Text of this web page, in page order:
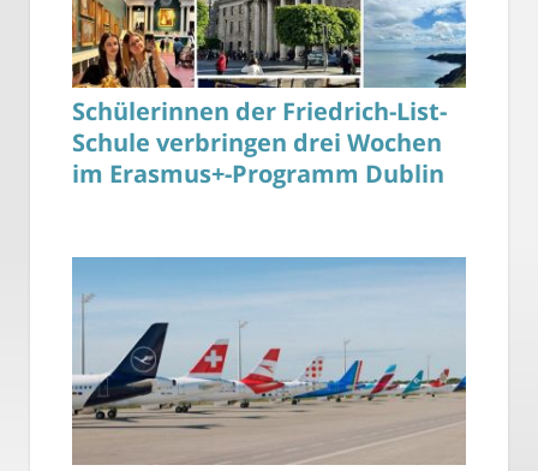
Schülerinnen der Friedrich-List-
Schule verbringen drei Wochen
im Erasmus+-Programm Dublin